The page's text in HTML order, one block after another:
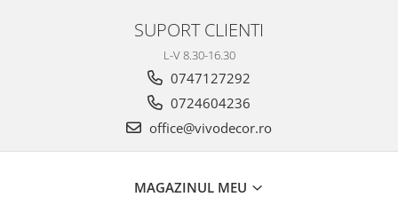
SUPORT CLIENTI
L-V 8.30-16.30
0747127292
0724604236
office@vivodecor.ro
MAGAZINUL MEU